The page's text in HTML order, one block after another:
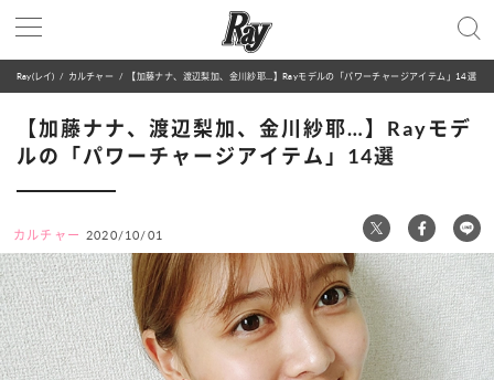
Ray(レイ) カルチャー 【加藤ナナ、渡辺梨加、金川紗耶…】Rayモデルの「パワーチャージアイテム」14選
【加藤ナナ、渡辺梨加、金川紗耶…】Rayモデ
ルの「パワーチャージアイテム」14選
カルチャー 2020/10/01